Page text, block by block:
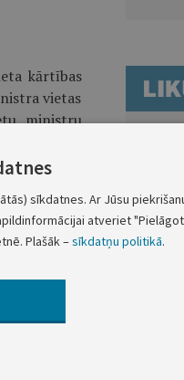
kārtības
vietas
ministru
sīkdatnes. Ar Jūsu
atveriet
Plašāk –sīkdatņu politikā.